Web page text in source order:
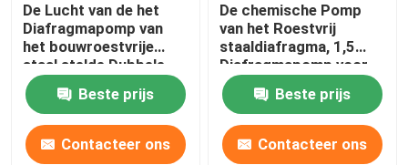
De Lucht van de het
Diafragmapomp van
het bouwroestvrije
staal stelde Dubbele
Diafragmapomp in
werking Beste prijs
Contacteer ons
De chemische Pomp
van het Roestvrij
staaldiafragma, 1,5
Diafragmapomp voor
Deklaagindustrie
Beste prijs
Contacteer ons